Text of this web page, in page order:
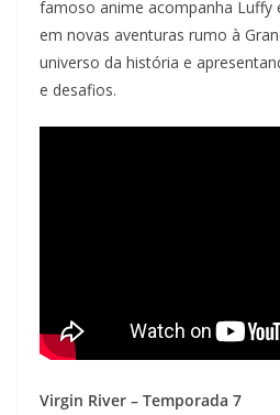
famoso anime acompanha Luffy
em novas aventuras rumo à
universo da história e
e desafios.
Virgin River – Temporada 7